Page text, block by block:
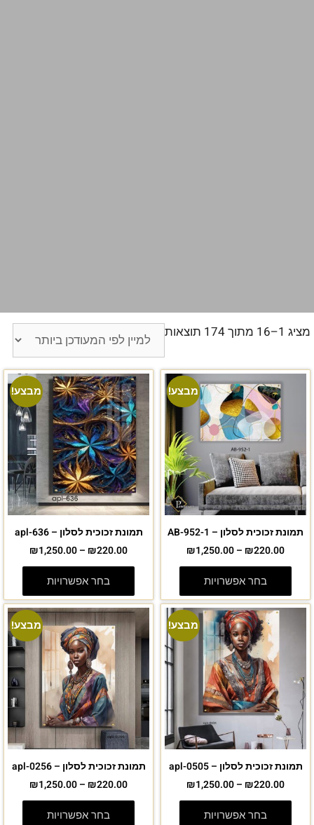
מציג 1–16 מתוך 174 תוצאות
מבצע!
תמונת זכוכית לסלון – AB-952-1
₪220.00
–
₪1,250.00
בחר אפשרויות
מבצע!
תמונת זכוכית לסלון – apl-636
₪220.00
–
₪1,250.00
בחר אפשרויות
מבצע!
תמונת זכוכית לסלון – apl-0505
₪220.00
–
₪1,250.00
בחר אפשרויות
מבצע!
תמונת זכוכית לסלון – apl-0256
₪220.00
–
₪1,250.00
בחר אפשרויות